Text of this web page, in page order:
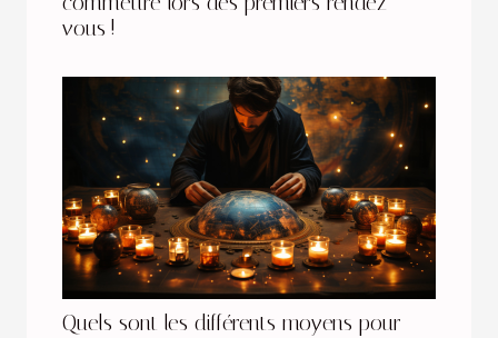
vous !
Quels sont les différents moyens pour